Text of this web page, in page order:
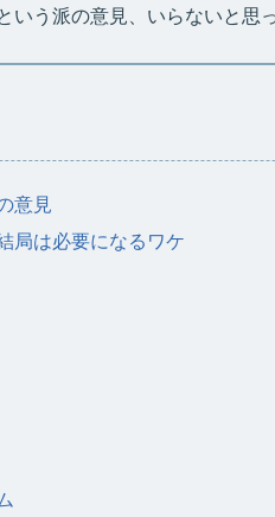
いう派の意見、いらないと
意見
局は必要になるワケ